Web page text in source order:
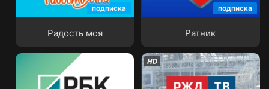
подписка
Радость моя
Радость моя
подписка
Ратник